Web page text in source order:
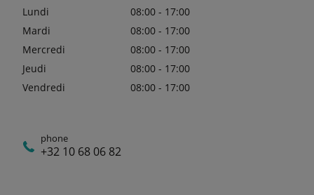
Lundi
08:00 - 17:00
Mardi
08:00 - 17:00
Mercredi
08:00 - 17:00
Jeudi
08:00 - 17:00
Vendredi
08:00 - 17:00
phone
+32 10 68 06 82